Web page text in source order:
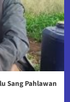
Sang Pahlawan